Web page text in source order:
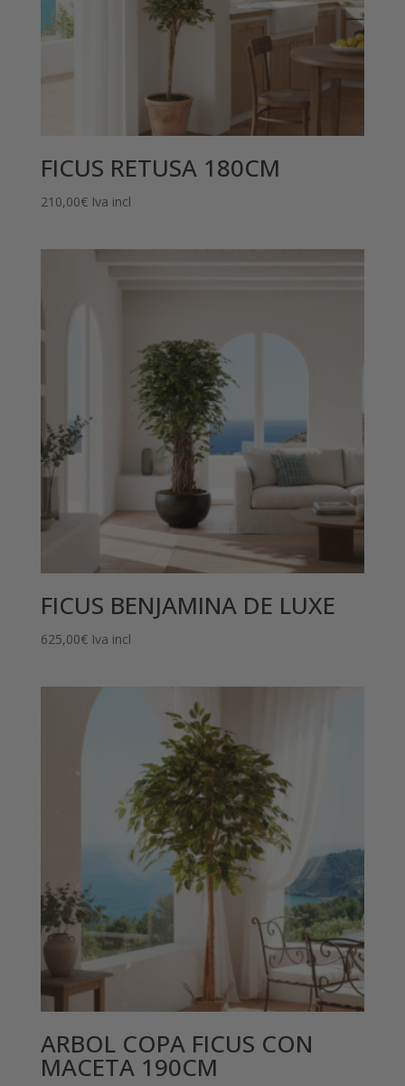
FICUS RETUSA 180CM
210,00€ Iva incl
FICUS BENJAMINA DE LUXE
625,00€ Iva incl
ARBOL COPA FICUS CON
MACETA 190CM